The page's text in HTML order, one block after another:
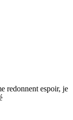
redonnent espoir, je